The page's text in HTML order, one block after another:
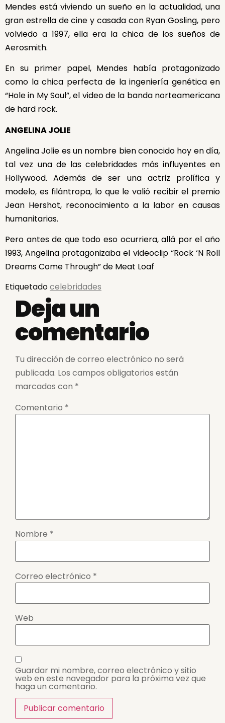
Mendes está viviendo un sueño en la actualidad, una
gran estrella de cine y casada con Ryan Gosling, pero
volviedo a 1997, ella era la chica de los sueños de
Aerosmith.
En su primer papel, Mendes había protagonizado
como la chica perfecta de la ingeniería genética en
“Hole in My Soul”, el video de la banda norteamericana
de hard rock.
ANGELINA JOLIE
Angelina Jolie es un nombre bien conocido hoy en día,
tal vez una de las celebridades más influyentes en
Hollywood. Además de ser una actriz prolífica y
modelo, es filántropa, lo que le valió recibir el premio
Jean Hershot, reconocimiento a la labor en causas
humanitarias.
Pero antes de que todo eso ocurriera, allá por el año
1993, Angelina protagonizaba el videoclip “Rock ‘N Roll
Dreams Come Through” de Meat Loaf
Etiquetadocelebridades
Deja un
comentario
Tu dirección de correo electrónico no será
publicada. Los campos obligatorios están
marcados con *
Comentario *
Nombre *
Correo electrónico *
Web
Guardar mi nombre, correo electrónico y sitio
web en este navegador para la próxima vez que
haga un comentario.